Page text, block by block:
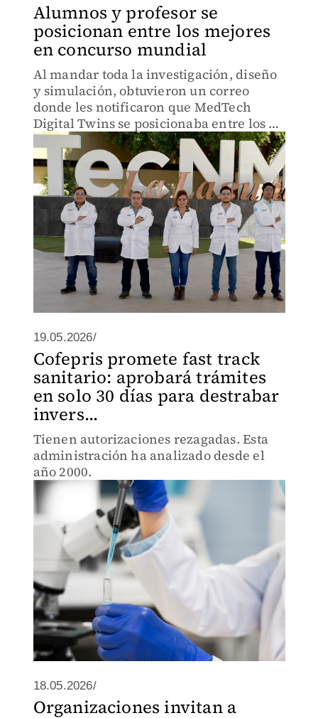
Alumnos y profesor se
posicionan entre los mejores
en concurso mundial
Al mandar toda la investigación, diseño
y simulación, obtuvieron un correo
donde les notificaron que MedTech
Digital Twins se posicionaba entre los 10
mejores a nivel mundial.
19.05.2026/
Cofepris promete fast track
sanitario: aprobará trámites
en solo 30 días para destrabar
invers...
Tienen autorizaciones rezagadas. Esta
administración ha analizado desde el
año 2000.
18.05.2026/
Organizaciones invitan a